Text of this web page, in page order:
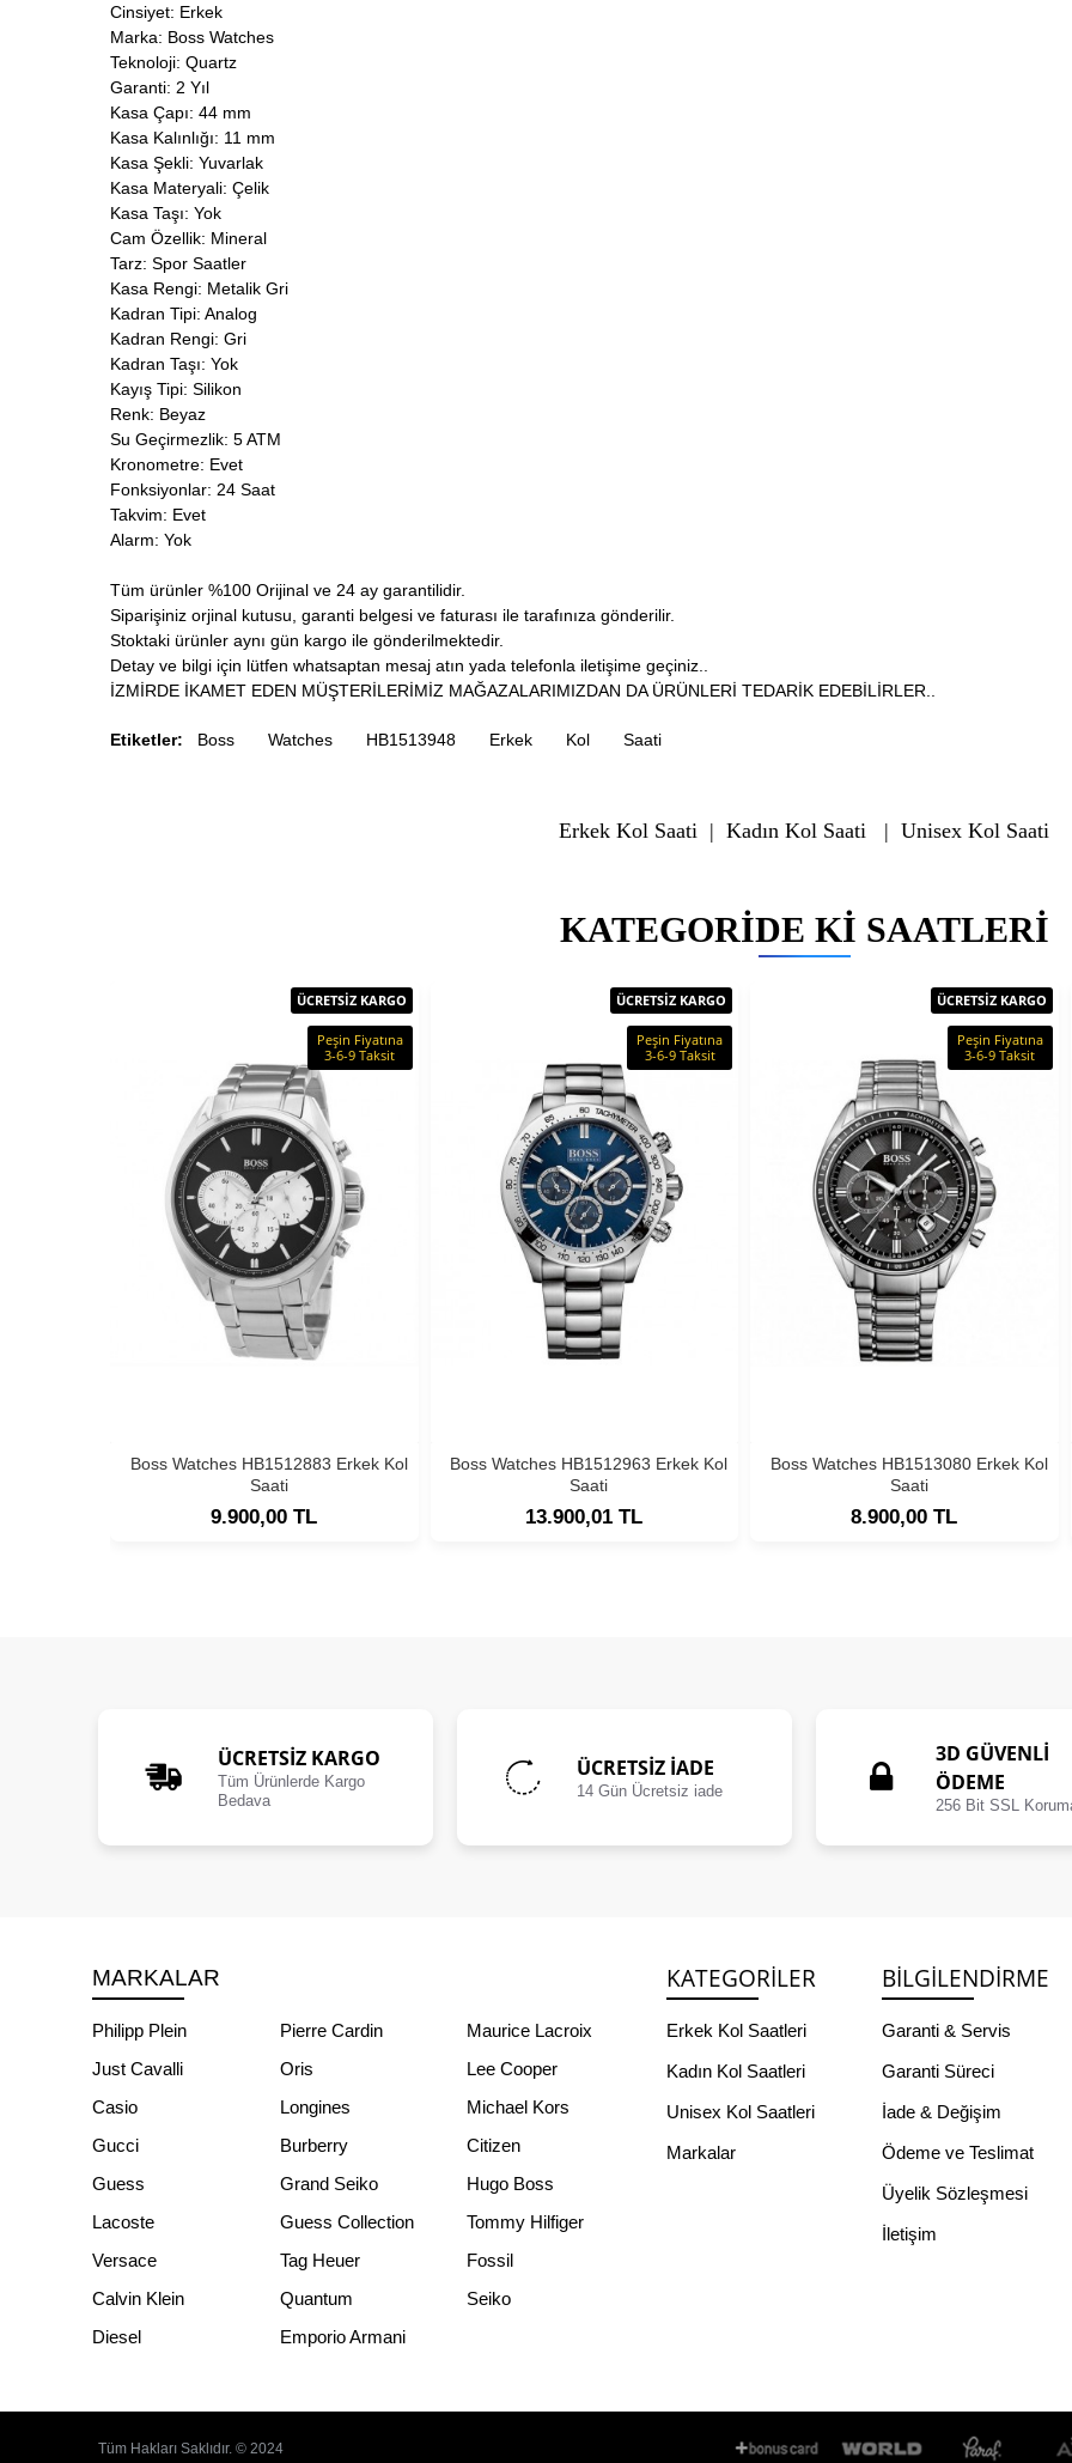
Cinsiyet: Erkek
Marka: Boss Watches
Teknoloji: Quartz
Garanti: 2 Yıl
Kasa Çapı: 44 mm
Kasa Kalınlığı: 11 mm
Kasa Şekli: Yuvarlak
Kasa Materyali: Çelik
Kasa Taşı: Yok
Cam Özellik: Mineral
Tarz: Spor Saatler
Kasa Rengi: Metalik Gri
Kadran Tipi: Analog
Kadran Rengi: Gri
Kadran Taşı: Yok
Kayış Tipi: Silikon
Renk: Beyaz
Su Geçirmezlik: 5 ATM
Kronometre: Evet
Fonksiyonlar: 24 Saat
Takvim: Evet
Alarm: Yok
Tüm ürünler %100 Orijinal ve 24 ay garantilidir.
Siparişiniz orjinal kutusu, garanti belgesi ve faturası ile tarafınıza gönderilir.
Stoktaki ürünler aynı gün kargo ile gönderilmektedir.
Detay ve bilgi için lütfen whatsaptan mesaj atın yada telefonla iletişime geçiniz..
İZMİRDE İKAMET EDEN MÜŞTERİLERİMİZ MAĞAZALARIMIZDAN DA ÜRÜNLERİ TEDARİK EDEBİLİRLER..
Etiketler: Boss Watches HB1513948 Erkek Kol Saati
Erkek Kol Saati | Kadın Kol Saati | Unisex Kol Saati
KATEGORIDE KI SAATLERI
ÜCRETSİZ KARGO
Peşin Fiyatına
3-6-9 Taksit
Boss Watches HB1512883 Erkek Kol
Saati
9.900,00 TL
ÜCRETSİZ KARGO
Peşin Fiyatına
3-6-9 Taksit
Boss Watches HB1512963 Erkek Kol
Saati
13.900,01 TL
ÜCRETSİZ KARGO
Peşin Fiyatına
3-6-9 Taksit
Boss Watches HB1513080 Erkek Kol
Saati
8.900,00 TL
ÜCRETSIZ KARGO
Tüm Ürünlerde Kargo
Bedava
ÜCRETSIZ İADE
14 Gün Ücretsiz iade
3D GÜVENLİ
ÖDEME
256 Bit SSL
MARKALAR
Philipp Plein Pierre Cardin
Maurice Lacroix
Just Cavalli
Oris
Lee Cooper
Casio
Longines
Michael Kors
Gucci
Burberry
Citizen
Guess
Grand Seiko
Hugo Boss
Lacoste
Guess Collection
Tommy Hilfiger
Versace
Tag Heuer
Fossil
Calvin Klein
Quantum
Seiko
Diesel
Emporio Armani
KATEGORILER
Erkek Kol Saatleri
Kadın Kol Saatleri
Unisex Kol Saatleri
Markalar
BILGILENDIRME
Garanti & Servis
Garanti Süreci
İade & Değişim
Ödeme ve Teslimat
Üyelik Sözleşmesi
İletişim
Tüm Hakları Saklıdır. © 2024